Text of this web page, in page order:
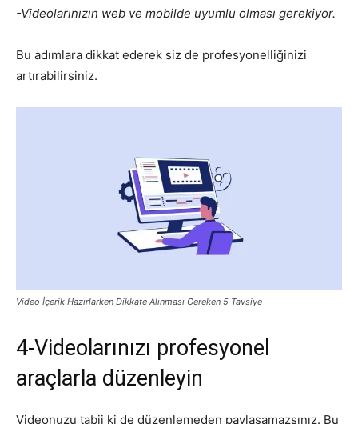
-Videolarınızın web ve mobilde uyumlu olması gerekiyor.
Bu adımlara dikkat ederek siz de profesyonelliğinizi
artırabilirsiniz.
Video İçerik Hazırlarken Dikkate Alınması Gereken 5 Tavsiye
4-Videolarınızı profesyonel
araçlarla düzenleyin
Videonuzu tabii ki de düzenlemeden paylaşamazsınız. Bu